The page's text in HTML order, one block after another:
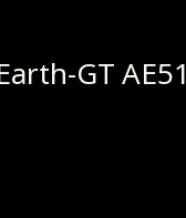
GT AE51